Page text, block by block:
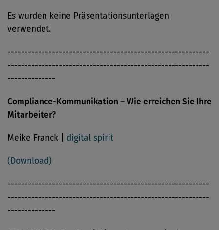
Es wurden keine Präsentationsunterlagen
verwendet.
-----------------------------------------------------------
-----------------------------------------------------------
--------------
Compliance-Kommunikation – Wie erreichen Sie Ihre
Mitarbeiter?
Meike Franck | digital spirit
(Download)
-----------------------------------------------------------
-----------------------------------------------------------
--------------